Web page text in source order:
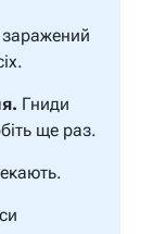
Гниди
ще раз.